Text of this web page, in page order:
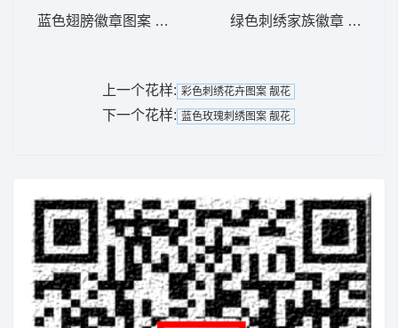
蓝色翅膀徽章图案 翅膀 绿色刺绣家族徽章 章标
上一个花样: 彩色刺绣花卉图案 靓花
下一个花样: 蓝色玫瑰刺绣图案 靓花